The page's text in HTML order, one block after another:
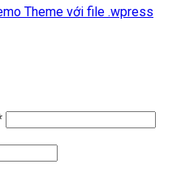
Theme với file .wpress